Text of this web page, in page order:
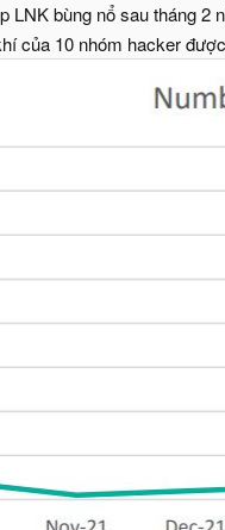
LNK bùng nổ sau tháng 2
của 10 nhóm hacker